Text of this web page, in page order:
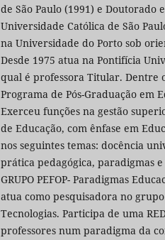
de São Paulo (1991) e
Universidade Católica de São
na Universidade do Porto sob
Desde 1975 atua na Pontifícia
qual é professora Titular. Dentre
Programa de Pós-Graduação em
Exerceu funções na gestão
de Educação, com ênfase em
nos seguintes temas: docência
prática pedagógica, paradigmas
GRUPO PEFOP- Paradigmas
atua como pesquisadora no grupo
Tecnologias. Participa de uma
professores num paradigma da